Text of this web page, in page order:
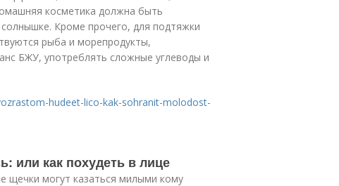
косметика должна быть
Кроме прочего, для подтяжки
рыба и морепродукты,
БЖУ, употреблять сложные углеводы и
hudeet-lico-kak-sohranit-molodost-
или как похудеть в лице
щечки могут казаться милыми кому